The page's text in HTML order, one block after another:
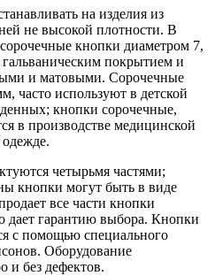
на изделия из
не высокой плотности. В
кнопки диаметром 7,
покрытием и
и матовыми. Сорочечные
часто используют в детской
кнопки сорочечные,
в производстве медицинской
четырьмя частями;
кнопки могут быть в виде
все части кнопки
дает гарантию выбора. Кнопки
с помощью специального
Оборудование
и без дефектов.